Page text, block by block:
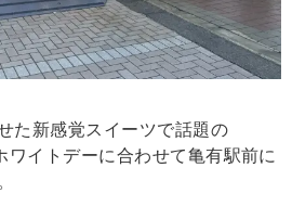
た新感覚スイーツで話題の
ワイトデーに合わせて亀有駅前に